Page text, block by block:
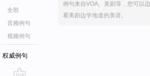
全部
音频例句
视频例句
权威例句
例句来自VOA、美剧等，您可以边
看美剧边学地道的美语。